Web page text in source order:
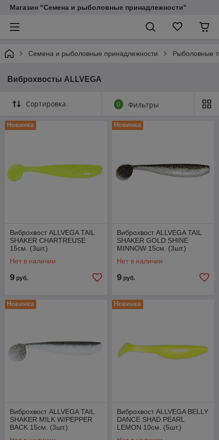
Магазин "Семена и рыболовные принадлежности"
Семена и рыболовные принадлежности Рыболовные
Виброхвосты ALLVEGA
Сортировка 0 Фильтры
Новинка
Виброхвост ALLVEGA TAIL
SHAKER CHARTREUSE
15см. (3шт.)
Нет в наличии
9 руб.
Новинка
Виброхвост ALLVEGA TAIL
SHAKER GOLD SHINE
MINNOW 15см. (3шт.)
Нет в наличии
9 руб.
Новинка
Виброхвост ALLVEGA TAIL
SHAKER MILK W/PEPPER
BACK 15см. (3шт.)
Новинка
Виброхвост ALLVEGA BELLY
DANCE SHAD PEARL
LEMON 10см. (5шт.)